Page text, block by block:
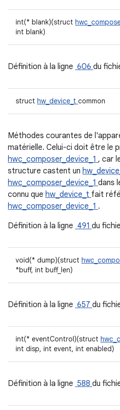
int(* blank)(struct
int blank)
Définition à la ligne 606 du
struct hw_device_t common
Méthodes courantes de
matérielle. Celui-ci doit être le
hwc_composer_device_1 , car
structure castent un
hwc_composer_device_1 dans
connu que hw_device_t fait
hwc_composer_device_1 .
Définition à la ligne 491 du
void(* dump)(struct
*buff, int buff_len)
Définition à la ligne 657 du
int(* eventControl)(struct
int disp, int event, int enabled)
Définition à la ligne 588 du